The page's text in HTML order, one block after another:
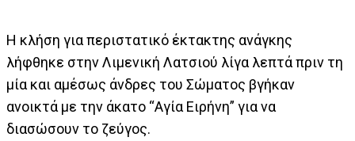
Η κλήση για περιστατικό έκτακτης ανάγκης
λήφθηκε στην Λιμενική Λατσιού λίγα λεπτά πριν τη
μία και αμέσως άνδρες του Σώματος βγήκαν
ανοικτά με την άκατο “Αγία Ειρήνη” για να
διασώσουν το ζεύγος.